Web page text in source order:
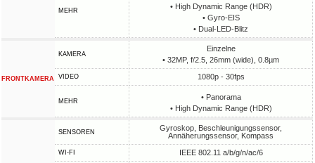
MEHR
• High Dynamic Range (HDR)
• Gyro-EIS
• Dual-LED-Blitz
FRONTKAMERA
KAMERA
Einzelne
• 32MP, f/2.5, 26mm (wide), 0.8µm
VIDEO 1080p - 30fps
MEHR
• Panorama
• High Dynamic Range (HDR)
SENSOREN
Gyroskop, Beschleunigungssensor,
Annäherungssensor, Kompass
WI-FI IEEE 802.11 a/b/g/n/ac/6